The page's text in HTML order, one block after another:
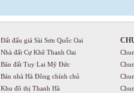
Đất đấu giá Sài Sơn Quốc Oai
Nhà đất Cự Khê Thanh Oai
Bán đất Tuy Lai Mỹ Đức
Bán nhà Hà Đông chính chủ
Khu đô thị Thanh Hà